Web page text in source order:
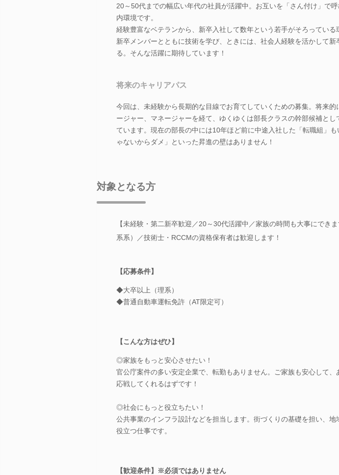
20～50代までの幅広い年代の社員が活躍中。お互いを「さん付け」で
内環境です。
経験豊富なベテランから、新卒入社して数年という若手がそろっている
新卒メンバーとともに技術を学び、ときには、社会人経験を活かして新
る。そんな活躍に期待しています！
将来のキャリアパス
今回は、未経験から長期的な目線でお育てしていくための募集。将来的
ージャー、マネージャーを経て、ゆくゆくは部長クラスの幹部候補とし
ています。現在の部長の中には10年ほど前に中途入社した「転職組」
ゃないからダメ」といった昇進の壁はありません！
対象となる方
【未経験・第二新卒歓迎／20～30代活躍中／家族の時間も大事にでき
系系）／技術士・RCCMの資格保有者は歓迎します！
【応募条件】
◆大卒以上（理系）
◆普通自動車運転免許（AT限定可）
【こんな方はぜひ】
◎家族をもっと安心させたい！
官公庁案件の多い安定企業で、転勤もありません。ご家族も安心して、
応戦してくれるはずです！
◎社会にもっと役立ちたい！
公共事業のインフラ設計などを担当します。街づくりの基礎を担い、地
役立つ仕事です。
【歓迎条件】※必須ではありません